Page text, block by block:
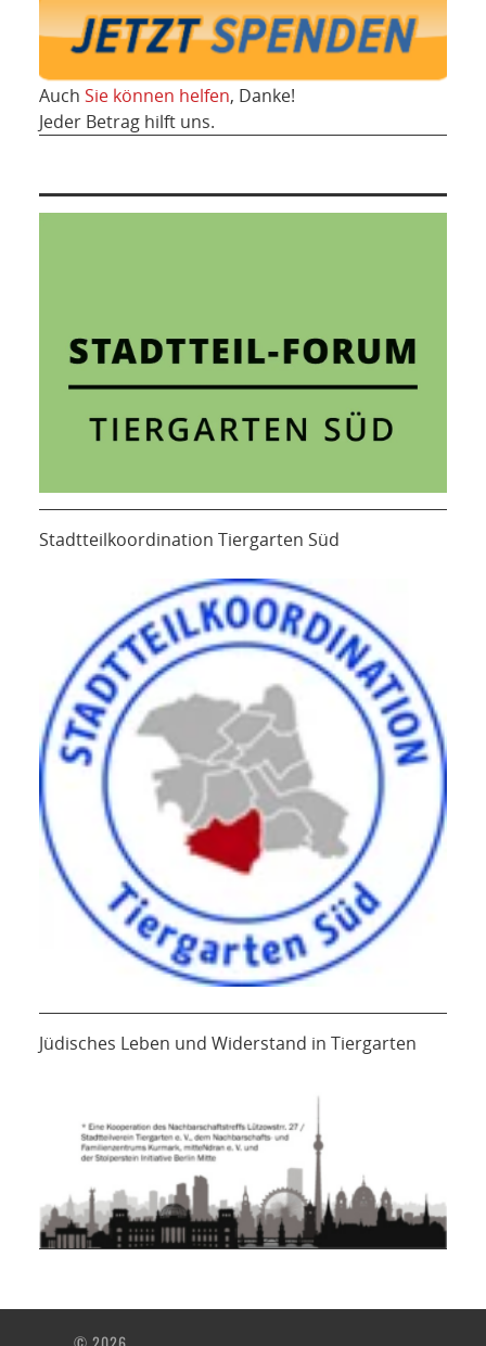
Auch Sie können helfen, Danke!
Jeder Betrag hilft uns.
Stadtteilkoordination Tiergarten Süd
Jüdisches Leben und Widerstand in Tiergarten